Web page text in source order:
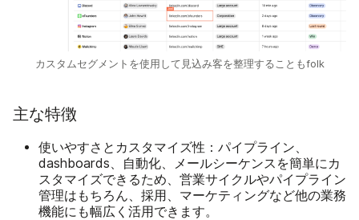
カスタムセグメントを使用して見込み客を整理することもfolk
主な特徴
使いやすさとカスタマイズ性： パイプライン、
dashboards、自動化、メールシーケンスを簡単にカ
スタマイズできるため、営業サイクルやパイプライン
管理はもちろん、採用、マーケティングなど他の業務
機能にも幅広く活用できます。